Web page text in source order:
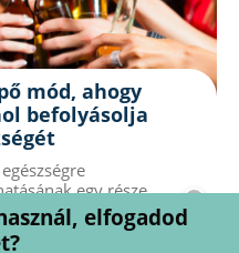
Süti beállítások
mód, ahogy
befolyásolja
egy része
azonban
Van hat
elfogadod